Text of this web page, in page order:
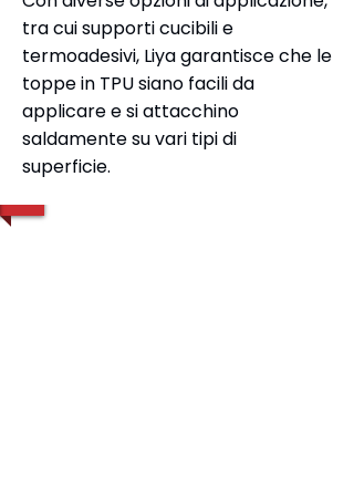
tra cui supporti cucibili e
termoadesivi, Liya garantisce che le
toppe in TPU siano facili da
applicare e si attacchino
saldamente su vari tipi di
superficie.